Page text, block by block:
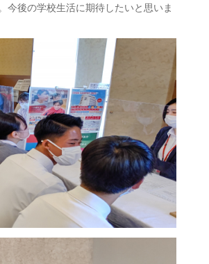
今後の学校生活に期待したいと思いま